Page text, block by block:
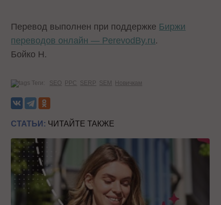
Перевод выполнен при поддержке Биржи
переводов онлайн — PerevodBy.ru.
Бойко Н.
Теги: SEO PPC SERP SEM Новичкам
СТАТЬИ: ЧИТАЙТЕ ТАКЖЕ